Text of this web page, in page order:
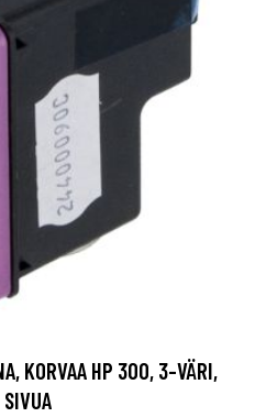
KORVAA HP 300, 3-VÄRI,